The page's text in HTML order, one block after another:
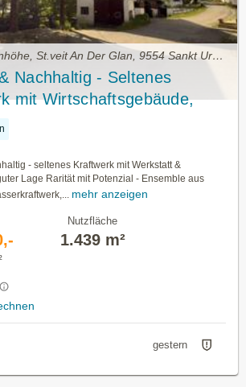
Feldkirchen, Simonhöhe, St.veit An Der Glan, 9554 Sankt Urban • Lager kaufen
Nachhaltig - Seltenes
mit Wirtschaftsgebäude,
Werkstatt
- seltenes Kraftwerk mit Werkstatt &
Lage Rarität mit Potenzial - Ensemble aus
mehr anzeigen
Nutzfläche
1.439 m²
gestern